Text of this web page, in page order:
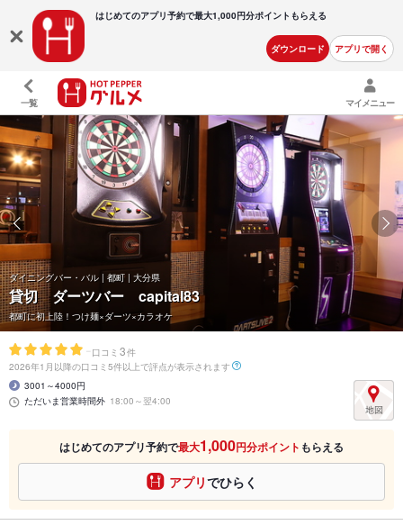
はじめてのアプリ予約で最大1,000円分ポイントもらえる
ダウンロード アプリで開く
一覧 マイメニュー
ダイニングバー・バル | 都町 | 大分県
貸切 ダーツバー capital83
都町に初上陸！つけ麺×ダーツ×カラオケ
- 口コミ 3件
2026年1月以降の口コミ5件以上で評点が表示されます
3001～4000円
ただいま営業時間外 18:00～翌4:00
はじめてのアプリ予約で最大1,000円分ポイント もらえる
アプリでひらく